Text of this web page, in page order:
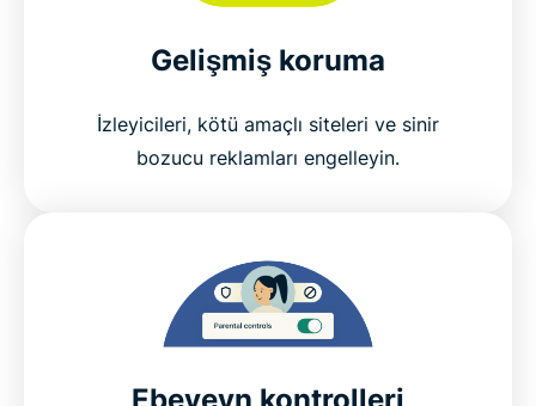
Gelişmiş koruma
İzleyicileri, kötü amaçlı siteleri ve sinir
bozucu reklamları engelleyin.